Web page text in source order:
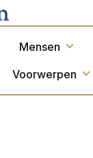
Mensen
Voorwerpen